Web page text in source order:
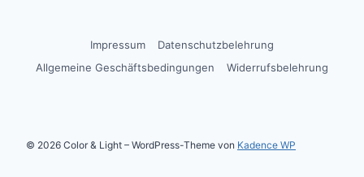
Impressum
Datenschutzbelehrung
Allgemeine Geschäftsbedingungen
Widerrufsbelehrung
© 2026 Color & Light – WordPress-Theme von Kadence WP